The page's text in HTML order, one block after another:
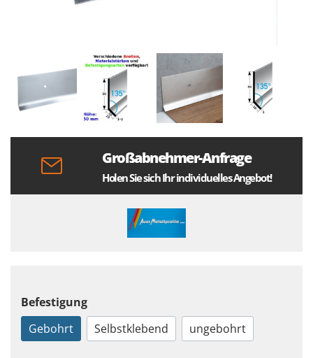
Großabnehmer-Anfrage
Holen Sie sich Ihr individuelles Angebot!
Befestigung
Gebohrt
Selbstklebend ungebohrt